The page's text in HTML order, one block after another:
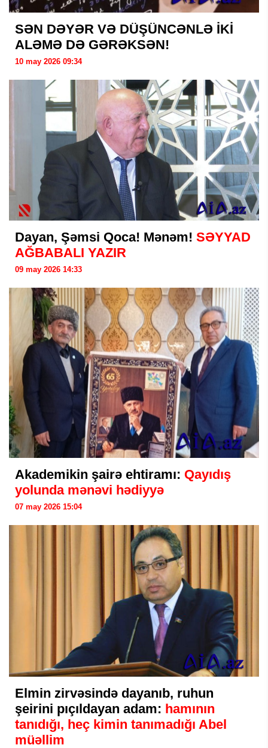
SƏN DƏYƏR VƏ DÜŞÜNCƏNLƏ İKİ
ALƏMƏ DƏ GƏRƏKSƏN!
10 may 2026 09:34
Dayan, Şəmsi Qoca! Mənəm! SƏYYAD
AĞBABALI YAZIR
09 may 2026 14:33
Akademikin şairə ehtiramı: Qayıdış
yolunda mənəvi hədiyyə
07 may 2026 15:04
Elmin zirvəsində dayanıb, ruhun
şeirini pıçıldayan adam: hamının
tanıdığı, heç kimin tanımadığı Abel
müəllim